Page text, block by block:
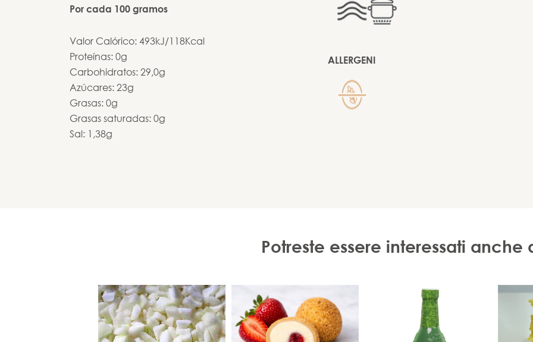
Por cada 100 gramos
Valor Calórico: 493kJ/118Kcal
Proteínas: 0g
Carbohidratos: 29,0g
Azúcares: 23g
Grasas: 0g
Grasas saturadas: 0g
Sal: 1,38g
ALLERGENI
Potreste essere interessati anche